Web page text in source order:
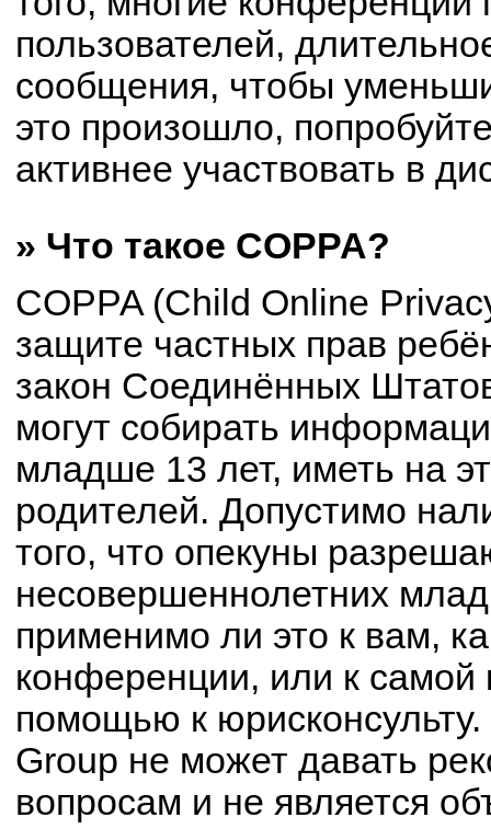
пользователей,
сообщения, чтобы
это произошло,
активнее участвовать в
» Что такое COPPA?
COPPA (Child Online
защите частных прав
закон Соединённых
могут собирать
младше 13 лет, иметь на
родителей. Допустимо
того, что опекуны
несовершеннолетних
применимо ли это к вам,
конференции, или к самой
помощью к
Group не может давать
вопросам и не является